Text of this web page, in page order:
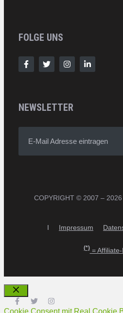
FOLGE UNS
NEWSLETTER
E-Mail Adresse eintragen
COPYRIGHT © 2007 – 2026
I Impressum
(*)= Affiliate-
Schließen
Cookie Consent mit Real Cookie